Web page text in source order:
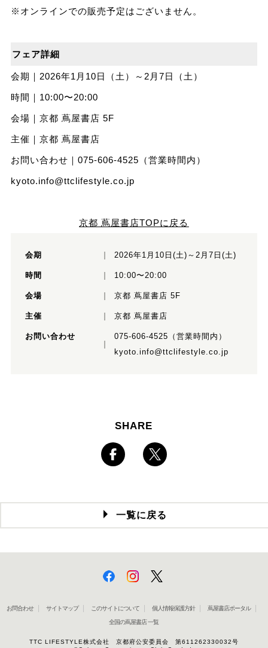
※オンラインでの販売予定はございません。
フェア詳細
会期｜2026年1月10日（土）～2月7日（土）
時間｜10:00〜20:00
会場｜京都 蔦屋書店 5F
主催｜京都 蔦屋書店
お問い合わせ｜075-606-4525（営業時間内）
kyoto.info@ttclifestyle.co.jp
京都 蔦屋書店TOPに戻る
会期 2026年1月10日(土)～2月7日(土)
時間 10:00〜20:00
会場 京都 蔦屋書店 5F
主催 京都 蔦屋書店
お問い合わせ
075-606-4525（営業時間内）
kyoto.info@ttclifestyle.co.jp
SHARE
一覧に戻る
お問合わせ サイトマップ このサイトについて 個人情報保護方針 蔦屋書店ポータル
全国の蔦屋書店 一覧
TTC LIFESTYLE株式会社 京都府公安委員会 第611262330032号